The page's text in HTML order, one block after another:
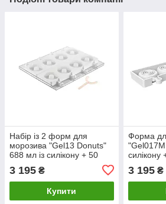
Набір із 2 форм для
морозива "Gel13 Donuts"
688 мл із силікону + 50
паличок + таця Silikomart
3 195 ₴
Купити
Форма
силікону
3 195₴